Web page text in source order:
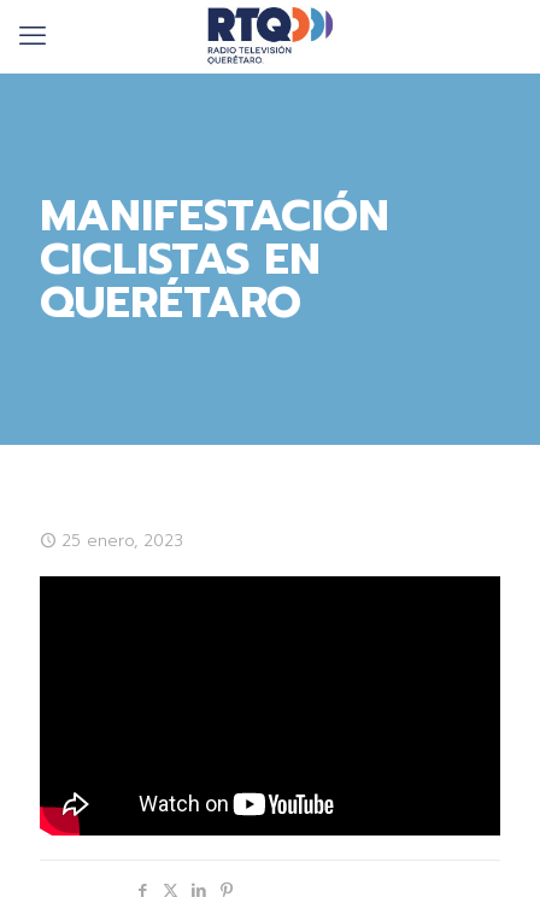
MANIFESTACIÓN
CICLISTAS EN
QUERÉTARO
25 enero, 2023